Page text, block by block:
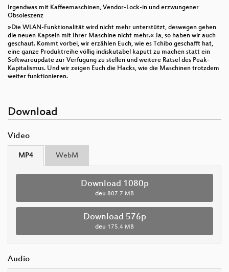
Irgendwas mit Kaffeemaschinen, Vendor-Lock-in und erzwungener
Obsoleszenz
»Die WLAN-Funktionalität wird nicht mehr unterstützt, deswegen gehen
die neuen Kapseln mit Ihrer Maschine nicht mehr.« Ja, so haben wir auch
geschaut. Kommt vorbei, wir erzählen Euch, wie es Tchibo geschafft hat,
eine ganze Produktreihe völlig indiskutabel kaputt zu machen statt ein
Softwareupdate zur Verfügung zu stellen und weitere Rätsel des Peak-
Kapitalismus. Und wir zeigen Euch die Hacks, wie die Maschinen trotzdem
weiter funktionieren.
Download
Video
MP4 WebM
Download 1080p
deu 807.7 MB
Download 576p
deu 175.4 MB
Audio